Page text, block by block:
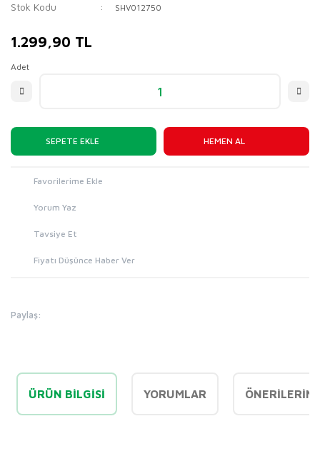
Stok Kodu SHV012750
1.299,90 TL
Adet
SEPETE EKLE HEMEN AL
Yorum Yaz
Tavsiye Et
Fiyatı Düşünce Haber Ver
Paylaş:
ÜRÜN BILGISI YORUMLAR